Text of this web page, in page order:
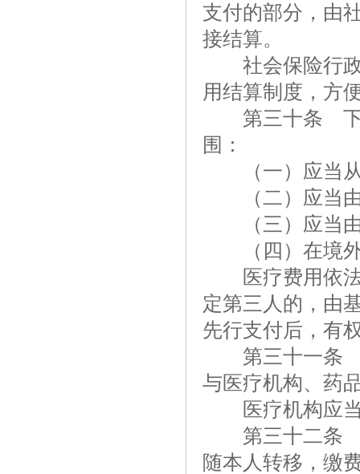
支付的部分，由
接结算。
社会保险行政
用结算制度，方
第三十条 下列
围：
（一）应当从
（二）应当由
（三）应当由
（四）在境外
医疗费用依法
定第三人的，由
先行支付后，有
第三十一条 社
与医疗机构、药
医疗机构应当
第三十二条 个
随本人转移，缴